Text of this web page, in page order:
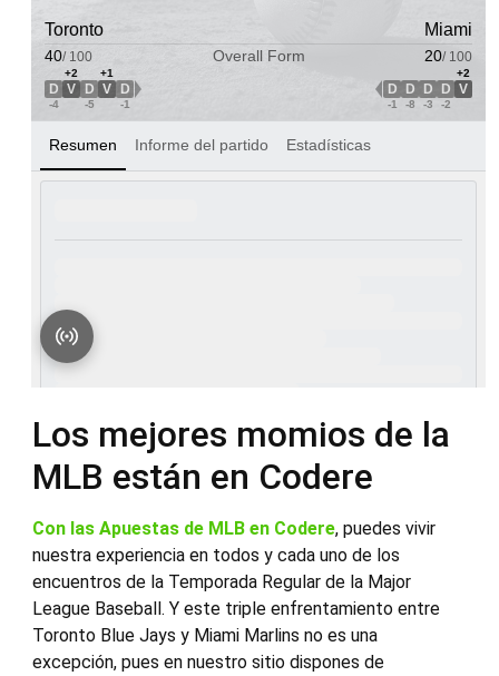
Los mejores momios de la
MLB están en Codere
Con las Apuestas de MLB en Codere, puedes vivir
nuestra experiencia en todos y cada uno de los
encuentros de la Temporada Regular de la Major
League Baseball. Y este triple enfrentamiento entre
Toronto Blue Jays y Miami Marlins no es una
excepción, pues en nuestro sitio dispones de